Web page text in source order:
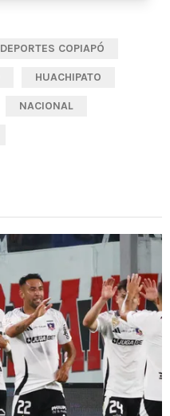
DEPORTES COPIAPÓ
HUACHIPATO
NACIONAL